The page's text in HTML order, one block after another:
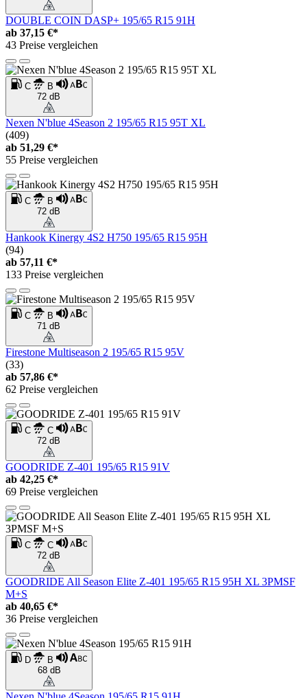
DOUBLE COIN DASP+ 195/65 R15 91H
ab 37,15 €*
43 Preise vergleichen
C
B
72 dB
Nexen N'blue 4Season 2 195/65 R15 95T XL
(409)
ab 51,29 €*
55 Preise vergleichen
C
B
72 dB
Hankook Kinergy 4S2 H750 195/65 R15 95H
(94)
ab 57,11 €*
133 Preise vergleichen
C
B
71 dB
Firestone Multiseason 2 195/65 R15 95V
(33)
ab 57,86 €*
62 Preise vergleichen
C
C
72 dB
GOODRIDE Z-401 195/65 R15 91V
ab 42,25 €*
69 Preise vergleichen
C
C
72 dB
GOODRIDE All Season Elite Z-401 195/65 R15 95H XL 3PMSF
M+S
ab 40,65 €*
36 Preise vergleichen
D
B
68 dB